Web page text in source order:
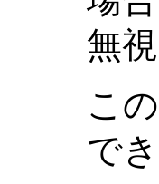
無
こ
で